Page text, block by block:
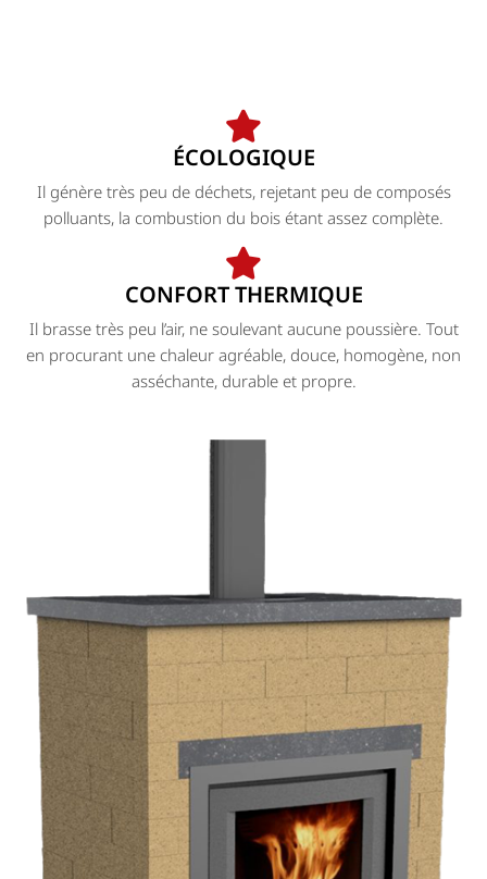
ÉCOLOGIQUE
Il génère très peu de déchets, rejetant peu de composés
polluants, la combustion du bois étant assez complète.
CONFORT THERMIQUE
Il brasse très peu l’air, ne soulevant aucune poussière. Tout
en procurant une chaleur agréable, douce, homogène, non
asséchante, durable et propre.